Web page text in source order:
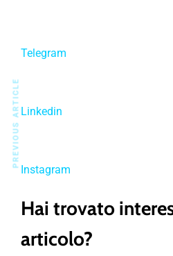
Telegram
Linkedin
Instagram
Hai trovato
articolo?
PREVIOUS ARTICLE